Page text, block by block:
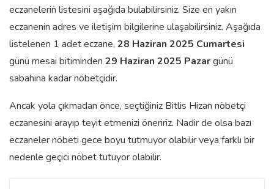
eczanelerin listesini aşağıda bulabilirsiniz. Size en yakın
eczanenin adres ve iletişim bilgilerine ulaşabilirsiniz. Aşağıda
listelenen 1 adet eczane, 28 Haziran 2025 Cumartesi
günü mesai bitiminden 29 Haziran 2025 Pazargünü
sabahına kadar nöbetçidir.
Ancak yola çıkmadan önce, seçtiğiniz Bitlis Hizan nöbetçi
eczanesini arayıp teyit etmenizi öneririz. Nadir de olsa bazı
eczaneler nöbeti gece boyu tutmuyor olabilir veya farklı bir
nedenle geçici nöbet tutuyor olabilir.